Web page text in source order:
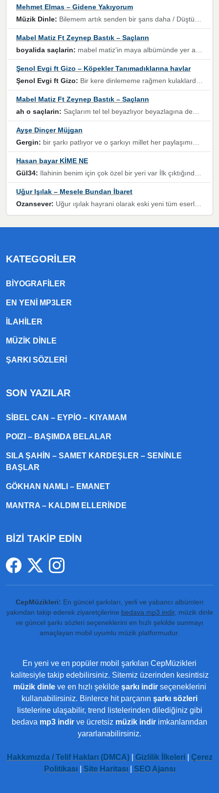
Mehmet Elmas – Gidene Yakıyorum
Müzik Dinle: Bilemem artık senden bir şans daha / Düştüğün zaman ben olmayacağım yanında” dizeleri, artık geçmişin tekrarına izin verilmeyeceğini, kişisel sınırların çizildiğini gösteriyor.
Mabel Matiz Ft Zeynep Bastık – Saçların
boyalida saçlarin: mabel matiz'in maya albümünde yer alan güzellerden. parça da şarkı hani! müzikal altyapısına vurulduğum, sözlerinde kaybolduğum bir parça olmuş.
Şenol Evgi ft Gizo – Köpekler Tanımadıklarına havlar
Şenol Evgi ft Gizo: Bir kere dinlememe rağmen kulaklardan gitmiyor sen sen sen sen kurban ol sen sen sen sen hayran ol yükses ses müzik dinleme sebebisiniz canlar bomba gibi patladınız maşallah
Mabel Matiz Ft Zeynep Bastık – Saçların
ah o saçlarin: Saçlarım tel tel beyazlıyor beyazlagına degil yanımda sen yoksun ona üzülüyorum günler bir bir geçiyor geçen günlere değil sensiz geçen günlere darılıyorum,Dinledikce asla kavusamayacagim ama asla unutamicagim sevdiğim adam için yanar içim
Ayşe Dinçer Müjgan
Gergin: bir şarkı patlıyor ve o şarkıyı millet her paylaşımın altına koyuyor ve öyle bir durum hal alıyor ki şarkıyı dinlemeden şarkıdan bikıyorsun Ama bu enteresan bir şekilde dillere dolanıyor millet olarak seviyoruz dertlerle boğuşurken bir yandan da göbek atmayi))) diyeceklerim bu kadar güzel hoş bir sayfa emeğinize sağlık arkadaşlar kolay gelsin
Hasan bayar KİME NE
Gül34: Ilahinin benim için çok özel bir yeri var İlk çıktığında komşum ne kadar yüksek sesle dinliyorsa orada duymuştum ve YouTube'dan aratıp Bu ilahiyi bulmuştum ve sonra müdavimi oldum günlük Ben de 3-5 kere dinleyip ezberleyip artık ilahiye bende eşlik ediyorum yüksek sesle Allah razı olsun hizmet nimettir Rabbim sizin zahmetlerinize de hayırlı nimetler versin Selam ve dua ile Allah'a emanet olun
Uğur Işılak – Mesele Bundan İbaret
Ozansever: Uğur ışılak hayrani olarak eski yeni tüm eserlerini keyifle huzurla dinleyenlerden birisiyim, emeğine saygı duyan gönül veren bunu en güzel şekilde sevenlerine ulaştıran siz değerli sayfa yöneticilerine de teşekkür ederim
KATEGORILER
BIYOGRAFILER
EN YENI MP3LER
ILAHILER
MÜZIK DINLE
ŞARKI SÖZLERI
SON YAZILAR
SIBEL CAN – EYPIO – KIYAMAM
POIZI – BAŞIMDA BELALAR
SILA ŞAHIN – SAMET KARDEŞLER – SENINLE
BAŞLAR
GÖKHAN NAMLI – EMANET
MANTRA – KALDIM ELLERINDE
BİZİ TAKİP EDİN
CepMüzikleri: En güncel şarkıları, yerli ve yabancı albümleri
yakından takip ederek ziyaretçilerine bedava mp3 indir, müzik dinle
ve güncel şarkı sözleri seçeneklerini en hızlı şekilde sunmayı
amaçlayan mobil uyumlu müzik platformudur.
En yeni ve en popüler mobil şarkıları CepMüzikleri
kalitesiyle takip edebilirsiniz. Sitemiz üzerinden kesintisiz
müzik dinleve en hızlı şekilde şarkı indirseçeneklerini
kullanabilirsiniz. Binlerce hit parçanın şarkı sözleri
listelerine ulaşabilir, trend listelerinden dilediğiniz gibi
bedava mp3 indir ve ücretsiz müzik indir imkanlarından
yararlanabilirsiniz.
Hakkımızda / Telif Hakları (DMCA)| Gizlilik İlkeleri| Çerez
Politikası| Site Haritası| SEO Ajansı